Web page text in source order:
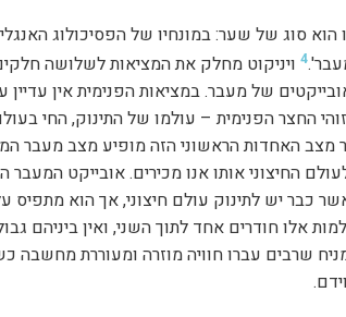
סוג של שער: במונחיו של הפסיכולוג
4ויניקוט מחלק את המציאות לשלושה
של מעבר. במציאות הפנימית אין עדיין
החצר הפנימית – עולמו של התינוק, החי
מצב האחדות הראשוני הזה מופיע מצב מעבר
החיצוני אותו אנו מכירים. אובייקט
כבר יש לתינוק עולם חיצוני, אך הוא מתפיס
אלו חודרים אחד לתוך השני, ואין ביניהם
מניח שרבים עברו חוויה מוזרה ומעוררת מחשבה